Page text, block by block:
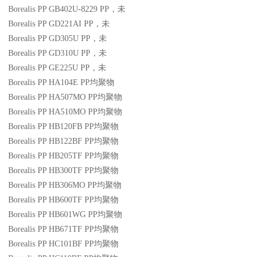
Borealis PP GB402U-8229 PP ，未
Borealis PP GD221AI PP ，未
Borealis PP GD305U PP ，未
Borealis PP GD310U PP ，未
Borealis PP GE225U PP ，未
Borealis PP HA104E PP均聚物
Borealis PP HA507MO PP均聚物
Borealis PP HA510MO PP均聚物
Borealis PP HB120FB PP均聚物
Borealis PP HB122BF PP均聚物
Borealis PP HB205TF PP均聚物
Borealis PP HB300TF PP均聚物
Borealis PP HB306MO PP均聚物
Borealis PP HB600TF PP均聚物
Borealis PP HB601WG PP均聚物
Borealis PP HB671TF PP均聚物
Borealis PP HC101BF PP均聚物